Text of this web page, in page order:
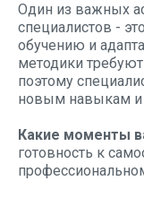
Один из важных
специалистов -
обучению и
методики
поэтому
новым навыкам и
Какие моменты
готовность к